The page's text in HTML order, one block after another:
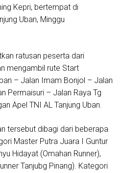
Kepri, bertempat di
Uban, Minggu
ratusan peserta dari
mengambil rute Start
– Jalan Imam Bonjol – Jalan
Permaisuri – Jalan Raya Tg
Apel TNI AL Tanjung Uban.
tersebut dibagi dari beberapa
Master Putra Juara I Guntur
Hidayat (Omahan Runner),
Tanjubg Pinang). Kategori